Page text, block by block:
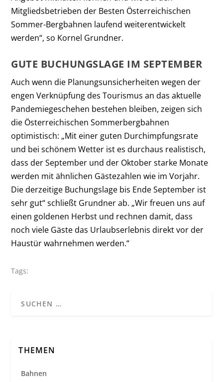
Mitgliedsbetrieben der Besten Österreichischen
Sommer-Bergbahnen laufend weiterentwickelt
werden“, so Kornel Grundner.
GUTE BUCHUNGSLAGE IM SEPTEMBER
Auch wenn die Planungsunsicherheiten wegen der
engen Verknüpfung des Tourismus an das aktuelle
Pandemiegeschehen bestehen bleiben, zeigen sich
die Österreichischen Sommerbergbahnen
optimistisch: „Mit einer guten Durchimpfungsrate
und bei schönem Wetter ist es durchaus realistisch,
dass der September und der Oktober starke Monate
werden mit ähnlichen Gästezahlen wie im Vorjahr.
Die derzeitige Buchungslage bis Ende September ist
sehr gut“ schließt Grundner ab. „Wir freuen uns auf
einen goldenen Herbst und rechnen damit, dass
noch viele Gäste das Urlaubserlebnis direkt vor der
Haustür wahrnehmen werden.“
Tags:
THEMEN
Bahnen